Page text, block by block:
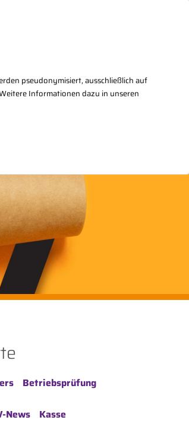
pseudonymisiert, ausschließlich auf
Informationen dazu in unseren
Betriebsprüfung
News Kasse